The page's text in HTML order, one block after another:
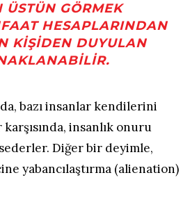
GÖRMEK
HESAPLARINDAN
KIŞIDEN DUYULAN
bazı insanlar kendilerini
insanlık onuru
Diğer bir deyimle,
yabancılaştırma (alienation)